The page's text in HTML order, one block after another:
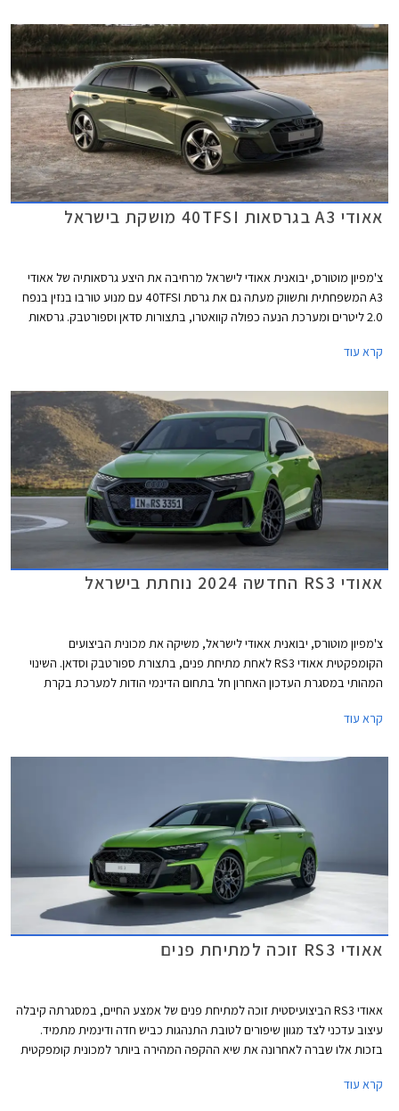
אאודי A3 בגרסאות 40TFSI מושקת בישראל
צ'מפיון מוטורס, יבואנית אאודי לישראל מרחיבה את היצע גרסאותיה של אאודי
A3 המשפחתית ותשווק מעתה גם את גרסת 40TFSI עם מנוע טורבו בנזין בנפח
2.0 ליטרים ומערכת הנעה כפולה קוואטרו, בתצורות סדאן וספורטבק. גרסאות
לא זול אך ביחס למתחרים הישירים מבית מרצדס וב.מ.וו וביחס ליחידת ההנעה
המותג בישראל אשר סובל מירידה במכירות.
קרא עוד
אאודי RS3 החדשה 2024 נוחתת בישראל
צ'מפיון מוטורס, יבואנית אאודי לישראל, משיקה את מכונית הביצועים
הקומפקטית אאודי RS3 לאחת מתיחת פנים, בתצורת ספורטבק וסדאן. השינוי
המהותי במסגרת העדכון האחרון חל בתחום הדינמי הודות למערכת בקרת
קרא עוד
אאודי RS3 זוכה למתיחת פנים
אאודי RS3 הביצועיסטית זוכה למתיחת פנים של אמצע החיים, במסגרתה קיבלה
עיצוב עדכני לצד מגוון שיפורים לטובת התנהגות כביש חדה ודינמית מתמיד.
בזכות אלו שברה לאחרונה את שיא ההקפה המהירה ביותר למכונית קומפקטית
קרא עוד